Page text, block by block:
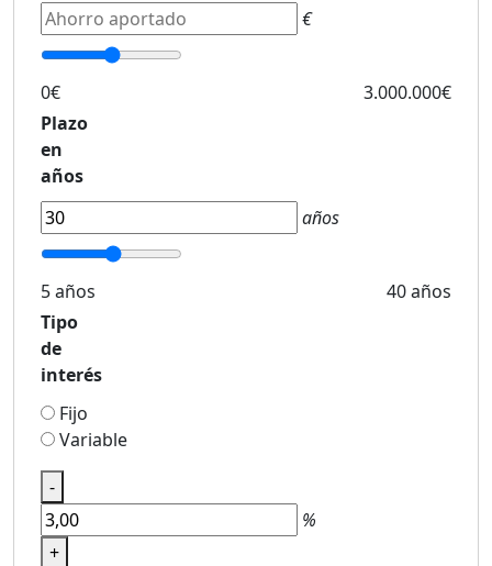
€
0€
3.000.000€
Plazo
en
años
años
5 años
40 años
Tipo
de
interés
Fijo
Variable
-
%
+